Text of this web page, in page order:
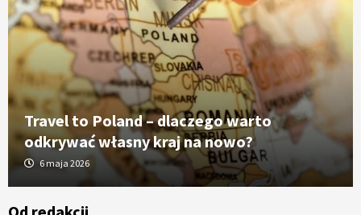
Travel to Poland – dlaczego warto
odkrywać własny kraj na nowo?
6 maja 2026